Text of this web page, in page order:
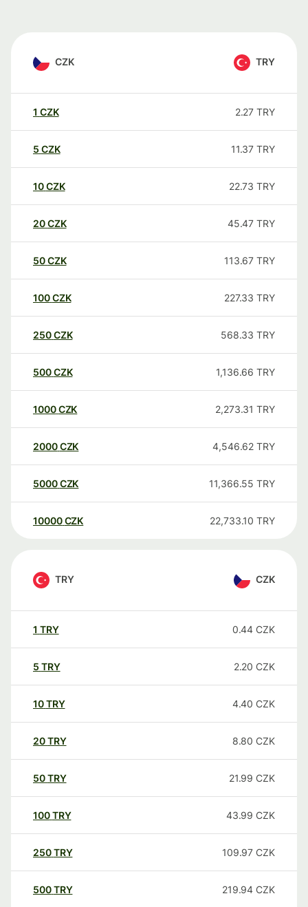
CZK TRY
1 CZK 2.27 TRY
5 CZK 11.37 TRY
10CZK 22.73 TRY
20CZK 45.47 TRY
50CZK 113.67 TRY
100CZK 227.33 TRY
250CZK 568.33 TRY
500CZK 1,136.66 TRY
1000CZK 2,273.31 TRY
2000CZK 4,546.62 TRY
5000CZK 11,366.55 TRY
10000 CZK 22,733.10 TRY
TRY CZK
1 TRY 0.44 CZK
5 TRY 2.20 CZK
10TRY 4.40 CZK
20TRY 8.80 CZK
50TRY 21.99 CZK
100TRY 43.99 CZK
250TRY 109.97 CZK
500TRY 219.94 CZK